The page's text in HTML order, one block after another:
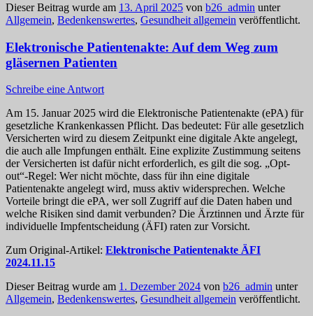
Dieser Beitrag wurde am 13. April 2025 von b26_admin unter
Allgemein, Bedenkenswertes, Gesundheit allgemein veröffentlicht.
Elektronische Patientenakte: Auf dem Weg zum
gläsernen Patienten
Schreibe eine Antwort
Am 15. Januar 2025 wird die Elektronische Patientenakte (ePA) für
gesetzliche Krankenkassen Pflicht. Das bedeutet: Für alle gesetzlich
Versicherten wird zu diesem Zeitpunkt eine digitale Akte angelegt,
die auch alle Impfungen enthält. Eine explizite Zustimmung seitens
der Versicherten ist dafür nicht erforderlich, es gilt die sog. „Opt-
out“-Regel: Wer nicht möchte, dass für ihn eine digitale
Patientenakte angelegt wird, muss aktiv widersprechen. Welche
Vorteile bringt die ePA, wer soll Zugriff auf die Daten haben und
welche Risiken sind damit verbunden? Die Ärztinnen und Ärzte für
individuelle Impfentscheidung (ÄFI) raten zur Vorsicht.
Zum Original-Artikel: Elektronische Patientenakte ÄFI
2024.11.15
Dieser Beitrag wurde am 1. Dezember 2024 von b26_admin unter
Allgemein, Bedenkenswertes, Gesundheit allgemein veröffentlicht.